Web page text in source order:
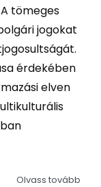
tömeges
jogokat
érdekében
elven
Olvass tovább